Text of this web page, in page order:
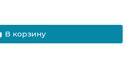
В корзину